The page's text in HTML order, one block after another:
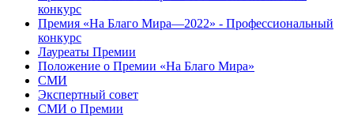
конкурс
Премия «На Благо Мира—2022» - Профессиональный
конкурс
Лауреаты Премии
Положение о Премии «На Благо Мира»
СМИ
Экспертный совет
СМИ о Премии